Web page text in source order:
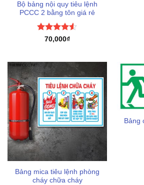
Bộ bảng nội quy tiêu lệnh
PCCC 2 bằng tôn giá rẻ
Được xếp
70,000₫
Bảng mica tiêu lệnh phòng
cháy chữa cháy
Bảng